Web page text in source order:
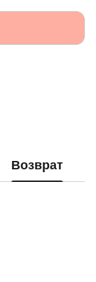
Возврат